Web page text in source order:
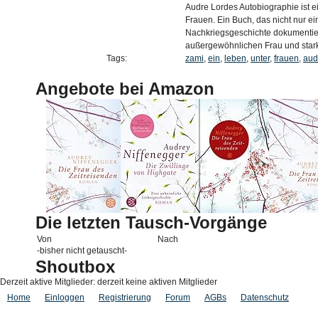
Audre Lordes Autobiographie ist
Frauen. Ein Buch, das nicht nur
Nachkriegsgeschichte
außergewöhnlichen Frau und
Tags:
zami, ein, leben, unter, frauen,
Angebote bei Amazon
Die letzten Tausch-Vorgänge
Von
Nach
-bisher nicht getauscht-
Shoutbox
Derzeit aktive Mitglieder: derzeit keine aktiven Mitglieder
Home
Einloggen Registrierung Forum AGBs Datenschutz